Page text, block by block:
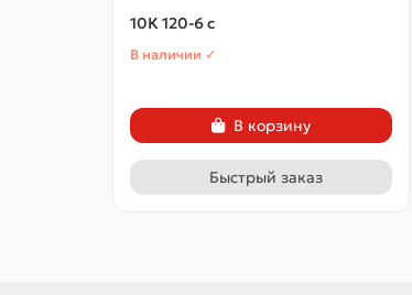
10К 120-6 с
В наличии ✓
В корзину
Быстрый заказ